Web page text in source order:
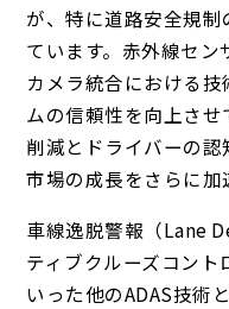
が、特に道路安全規
ています。赤外線セン
カメラ統合における
ムの信頼性を向上さ
削減とドライバーの認
市場の成長をさらに加
車線逸脱警報（Lane
ティブクルーズコント
いった他のADAS技術